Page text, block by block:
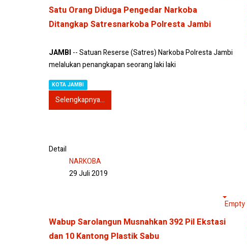
Satu Orang Diduga Pengedar Narkoba
Ditangkap Satresnarkoba Polresta Jambi
JAMBI -- Satuan Reserse (Satres) Narkoba Polresta Jambi
melalukan penangkapan seorang laki laki
KOTA JAMBI
Selengkapnya...
Detail
NARKOBA
29 Juli 2019
Empty
Wabup Sarolangun Musnahkan 392 Pil Ekstasi
dan 10 Kantong Plastik Sabu